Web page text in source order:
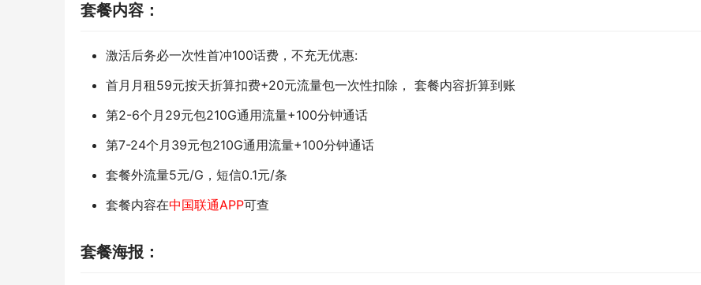
套餐内容：
激活后务必一次性首冲100话费，不充无优惠:
首月月租59元按天折算扣费+20元流量包一次性扣除， 套餐内容折算到账
第2-6个月29元包210G通用流量+100分钟通话
第7-24个月39元包210G通用流量+100分钟通话
套餐外流量5元/G，短信0.1元/条
套餐内容在中国联通APP可查
套餐海报：